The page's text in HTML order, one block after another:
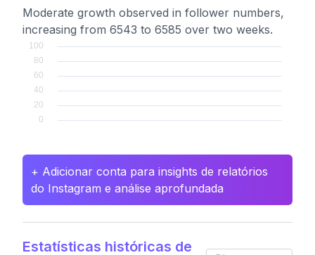
Moderate growth observed in follower numbers,
increasing from 6543 to 6585 over two weeks.
+ Adicionar conta para insights de relatórios
do Instagram e análise aprofundada
Estatísticas históricas de